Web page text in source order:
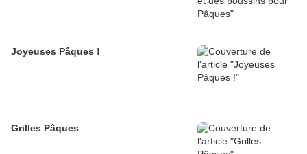
Joyeuses Pâques !
Grilles Pâques